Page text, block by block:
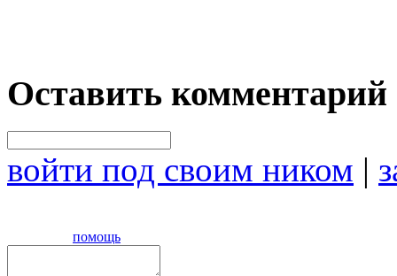
Оставить комментарий
войти под своим ником |
помощь